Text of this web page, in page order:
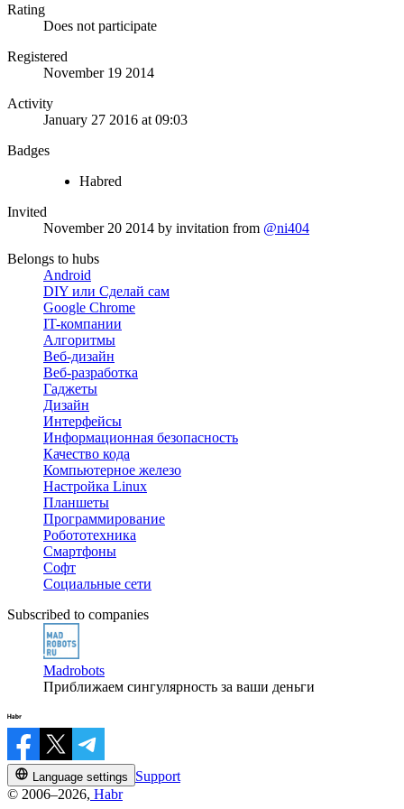
Rating
Does not participate
Registered
November 19 2014
Activity
January 27 2016 at 09:03
Badges
Habred
Invited
November 20 2014 by invitation from @ni404
Belongs to hubs
Android
DIY или Сделай сам
Google Chrome
IT-компании
Алгоритмы
Веб-дизайн
Веб-разработка
Гаджеты
Дизайн
Интерфейсы
Информационная безопасность
Качество кода
Компьютерное железо
Настройка Linux
Планшеты
Программирование
Робототехника
Смартфоны
Софт
Социальные сети
Subscribed to companies
Madrobots
Приближаем сингулярность за ваши деньги
Language settings
Support
© 2006–2026, Habr